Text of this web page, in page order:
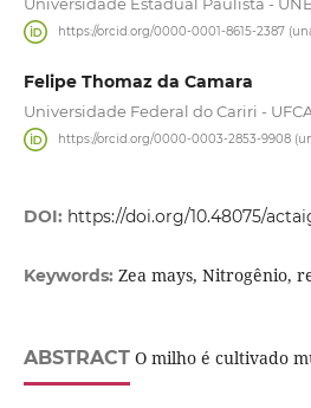
Universidade Estadual Paulista -
https://orcid.org/0000-0001-8615-2387
Felipe Thomaz da Camara
Universidade Federal do Cariri -
https://orcid.org/0000-0003-2853-9908
DOI: https://doi.org/10.48075/
Keywords: Zea mays, Nitrogênio,
ABSTRACTO milho é cultivado